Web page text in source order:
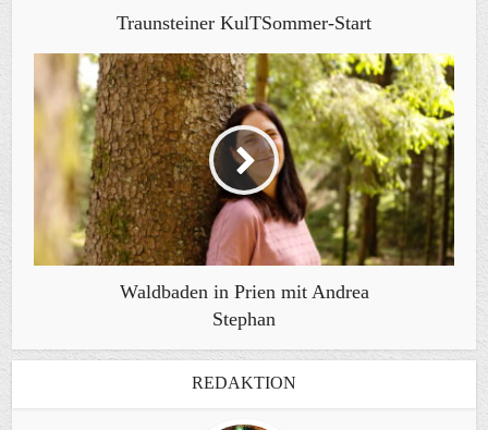
Traunsteiner KulTSommer-Start
Waldbaden in Prien mit Andrea
Stephan
REDAKTION